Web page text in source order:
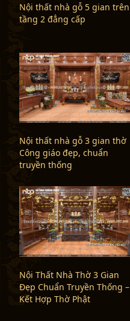
Nội thất nhà gỗ 5 gian trên
tầng 2 đẳng cấp
Nội thất nhà gỗ 3 gian thờ
Công giáo đẹp, chuẩn
truyền thống
Nội Thất Nhà Thờ 3 Gian
Đẹp Chuẩn Truyền Thống –
Kết Hợp Thờ Phật